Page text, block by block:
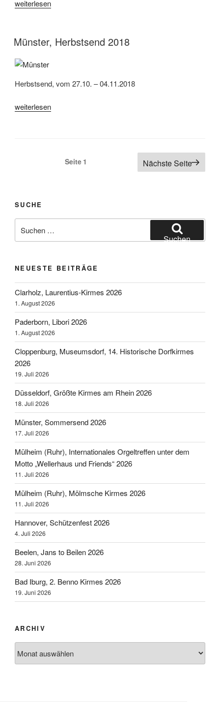
„Bremen,
weiterlesen
Münster, Herbstsend 2018
Herbstsend, vom 27.10. – 04.11.2018
„Münster,
weiterlesen
Seitennummerierung
Seite 1 Nächste Seite
SUCHE
nach:
Suchen
NEUESTE BEITRÄGE
Clarholz, Laurentius-Kirmes 2026
1. August 2026
Paderborn, Libori 2026
1. August 2026
Cloppenburg, Museumsdorf, 14. Historische Dorfkirmes
2026
19. Juli 2026
Düsseldorf, Größte Kirmes am Rhein 2026
18. Juli 2026
Münster, Sommersend 2026
17. Juli 2026
Mülheim (Ruhr), Internationales Orgeltreffen unter dem
Motto „Wellerhaus und Friends“ 2026
11. Juli 2026
Mülheim (Ruhr), Mölmsche Kirmes 2026
11. Juli 2026
Hannover, Schützenfest 2026
4. Juli 2026
Beelen, Jans to Beilen 2026
28. Juni 2026
Bad Iburg, 2. Benno Kirmes 2026
19. Juni 2026
ARCHIV